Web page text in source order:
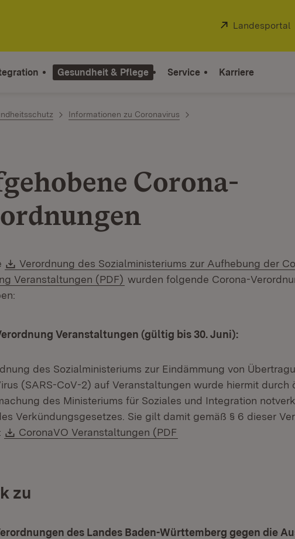
Extern:
Landesportal
Gesundheit & Pflege Service Karriere
Informationen zu Coronavirus
Corona-
Download:
Verordnung des Sozialministeriums zur Aufhebung der
Veranstaltungen (PDF) (Öffnet in neuem Fenster)
wurden folgende Corona-
Veranstaltungen (gültig bis 30. Juni):
des Sozialministeriums zur Eindämmung von
(SARS-CoV-2) auf Veranstaltungen wurde hiermit durch
des Ministeriums für Soziales und Integration
Verkündungsgesetzes. Sie gilt damit gemäß § 6 dieser
Download:
CoronaVO Veranstaltungen (PDF
zu
des Landes Baden-Württemberg gegen die